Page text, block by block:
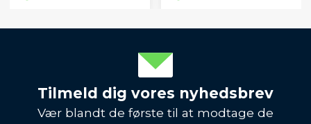
Tilmeld dig vores nyhedsbrev
Vær blandt de første til at modtage de